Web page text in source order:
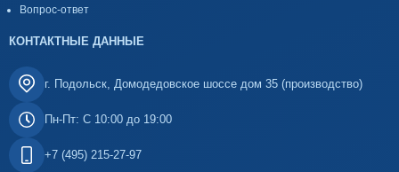
Вопрос-ответ
КОНТАКТНЫЕ ДАННЫЕ
г. Подольск, Домодедовское шоссе дом 35 (производство)
Пн-Пт: С 10:00 до 19:00
+7 (495) 215-27-97